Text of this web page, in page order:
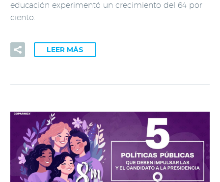
educación experimentó un crecimiento del 64 por
ciento.
LEER MÁS